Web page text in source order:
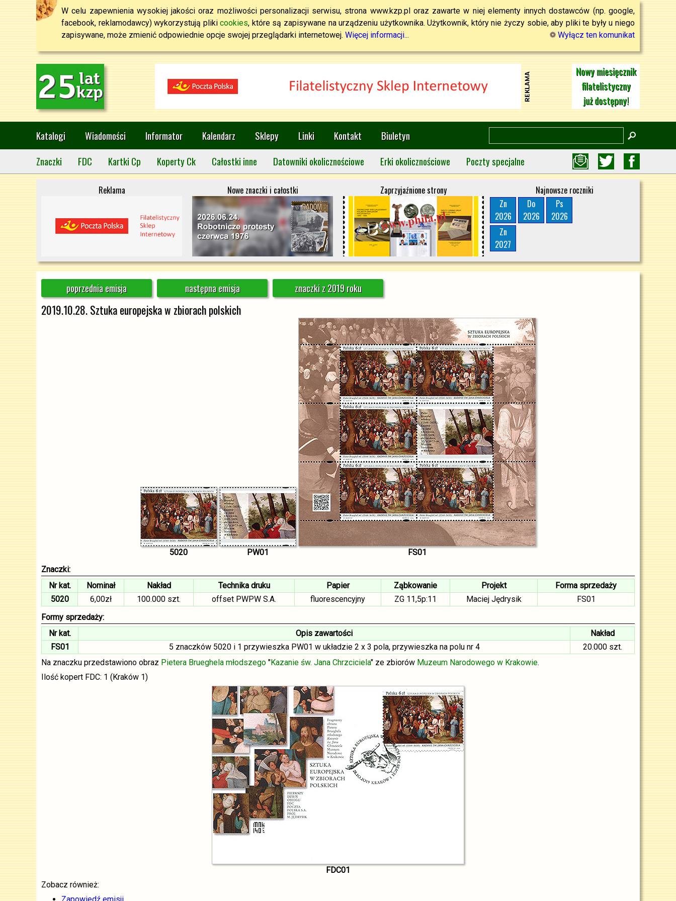
W celu zapewnienia wysokiej jakości oraz możliwości personalizacji serwisu, strona www.kzp.pl oraz zawarte w niej elementy innych dostawców (np. google,
facebook, reklamodawcy) wykorzystują plikicookies, które są zapisywane na urządzeniu użytkownika. Użytkownik, który nie życzy sobie, aby pliki te były u niego
zapisywane, może zmienić odpowiednie opcje swojej przeglądarki internetowej. Więcej informacji... Wyłącz ten komunikat
Nowy miesięcznik
filatelistyczny
już dostępny!
Katalogi Wiadomości Informator Kalendarz Sklepy Linki Kontakt
Biuletyn
Znaczki
FDC Kartki Cp Koperty Ck Całostki inne Datowniki okolicznościowe Erki okolicznościowe Poczty specjalne
Reklama Nowe znaczki i całostki Zaprzyjaźnione strony
Najnowsze roczniki
Zn
2026
Do
2026
Ps
2026
Zn
2027
poprzednia emisja następna emisja znaczki z 2019 roku
2019.10.28. Sztuka europejska w zbiorach polskich
5020 PW01
FS01
Znaczki:
Nr kat.
Nominał Nakład Technika druku Papier Ząbkowanie Projekt
Forma sprzedaży
5020
6,00zł 100.000 szt. offset PWPW S.A. fluorescencyjny ZG 11,5p:11 Maciej Jędrysik
FS01
Formy sprzedaży:
Nr kat.
Opis zawartości
Nakład
FS01
5 znaczków 5020 i 1 przywieszka PW01 w układzie 2 x 3 pola, przywieszka na polu nr 4
20.000 szt.
Na znaczku przedstawiono obraz Pietera Brueghela młodszego "Kazanie św. Jana Chrzciciela" ze zbiorów Muzeum Narodowego w Krakowie.
Ilość kopert FDC: 1 (Kraków 1)
FDC01
Zobacz również: